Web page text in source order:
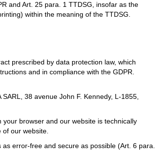
and Art. 25 para. 1 TTDSG, insofar as the
within the meaning of the TTDSG.
prescribed by data protection law, which
and in compliance with the GDPR.
38 avenue John F. Kennedy, L-1855,
browser and our website is technically
of our website.
error-free and secure as possible (Art. 6 para.